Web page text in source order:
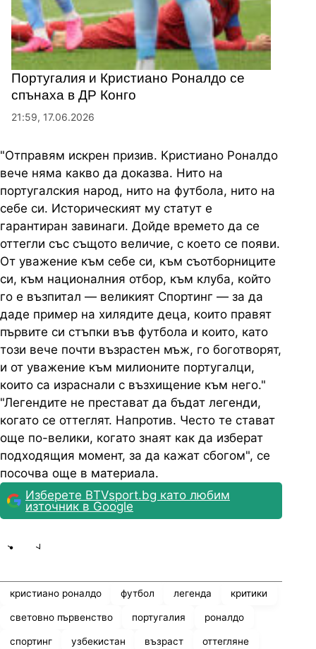
Португалия и Кристиано Роналдо се
спънаха в ДР Конго
21:59, 17.06.2026
"Отправям искрен призив. Кристиано Роналдо
вече няма какво да доказва. Нито на
португалския народ, нито на футбола, нито на
себе си. Историческият му статут е
гарантиран завинаги. Дойде времето да се
оттегли със същото величие, с което се появи.
От уважение към себе си, към съотборниците
си, към националния отбор, към клуба, който
го е възпитал — великият Спортинг — за да
даде пример на хилядите деца, които правят
първите си стъпки във футбола и които, като
този вече почти възрастен мъж, го боготворят,
и от уважение към милионите португалци,
които са израснали с възхищение към него."
"Легендите не престават да бъдат легенди,
когато се оттеглят. Напротив. Често те стават
още по-велики, когато знаят как да изберат
подходящия момент, за да кажат сбогом", се
посочва още в материала.
Изберете BTVsport.bg като любим
източник в Google
кристиано роналдо футбол легенда критики
световно първенство португалия роналдо
спортинг узбекистан възраст оттегляне